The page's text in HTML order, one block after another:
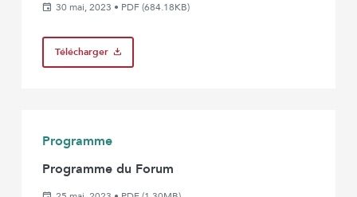
30 mai, 2023 • PDF (684.18KB)
Télécharger
Programme
Programme du Forum